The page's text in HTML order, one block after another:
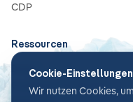
CDP
Ressourcen
Blog
Guides & Checklisten
Cookie-Einstellungen
Wir nutzen Cookies,